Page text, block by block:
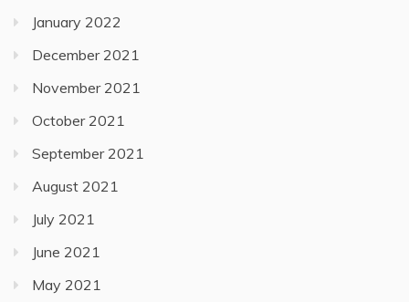
January 2022
December 2021
November 2021
October 2021
September 2021
August 2021
July 2021
June 2021
May 2021